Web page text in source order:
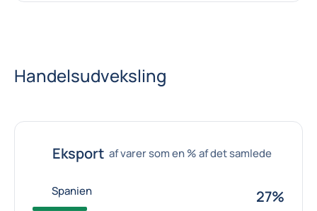
Handelsudveksling
Eksport af varer som en % af det samlede
Spanien 27%